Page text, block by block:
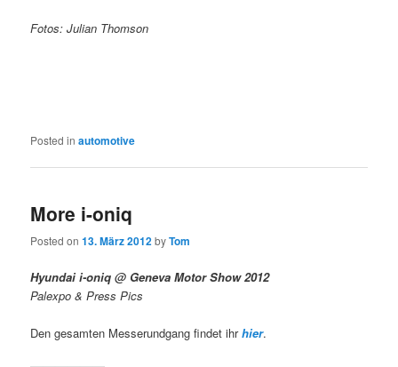
Fotos: Julian Thomson
Posted in automotive
More i-oniq
Posted on13. März 2012byTom
Hyundai i-oniq @ Geneva Motor Show 2012
Palexpo & Press Pics
Den gesamten Messerundgang findet ihrhier.